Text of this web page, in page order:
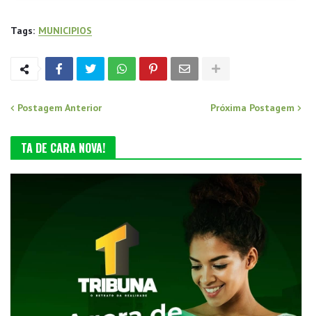
Tags: MUNICIPIOS
Postagem Anterior Próxima Postagem
TA DE CARA NOVA!